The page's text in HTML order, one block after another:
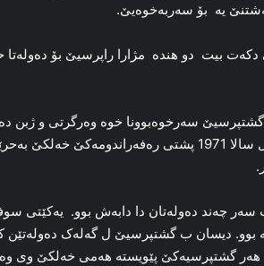
یە بۆ سەربەخوەیێ.
بیت دو هندە مژارا راپرسیێ بۆ دەولەتا
ب گشتپرسیێ سەرخوەبوونا خوە وەرگرتی و ژبن
ئیرانێ هاتیە ئازاد کرن، ئەو ژی پشتی چەندان سالان ڤەکێشای ل سالا 1971 پشتی رەفەراندومەکێ خەلکێ
ب سەر چەند دەولەتان دا دابەش بوو. یەکێتی
سەربخوە دا پارچە بوو. دیسان ب گشتپرسیێ ل گەلەک دەولەتێن
هەر گشتپرسیەکێ پێویستە هەمی خەلکێ وی